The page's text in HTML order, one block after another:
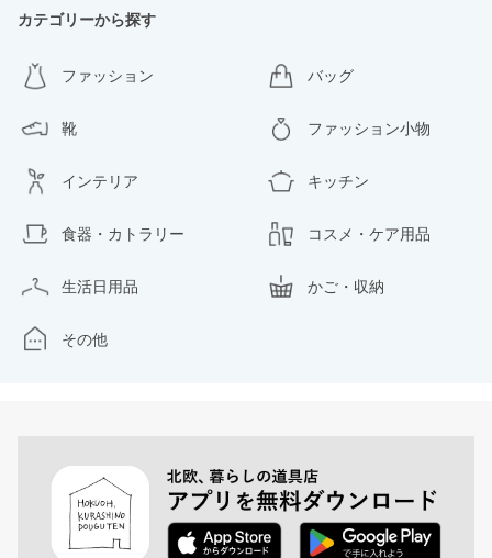
カテゴリーから探す
ファッション バッグ
靴 ファッション小物
インテリア キッチン
食器・カトラリー コスメ・ケア用品
生活日用品 かご・収納
その他